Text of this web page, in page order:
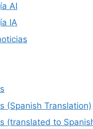
AI
IA
(Spanish Translation)
(translated to